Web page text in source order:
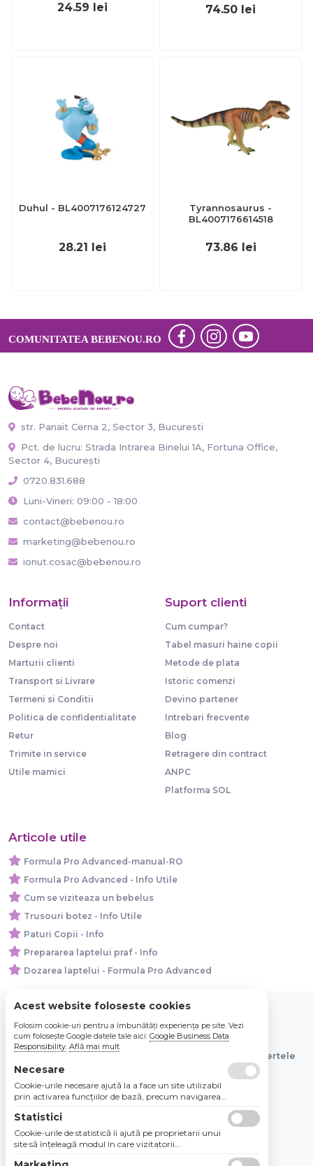
24.59 lei 74.50 lei
Duhul - BL4007176124727
28.21 lei
Tyrannosaurus -
BL4007176614518
73.86 lei
COMUNITATEA BEBENOU.RO
str. Panait Cerna 2, Sector 3, Bucuresti
Pct. de lucru: Strada Intrarea Binelui 1A, Fortuna Office,
Sector 4, București
0720.831.688
Luni-Vineri: 09:00 - 18:00
contact@bebenou.ro
marketing@bebenou.ro
ionut.cosac@bebenou.ro
Informaţii
Contact
Despre noi
Marturii clienti
Transport si Livrare
Termeni si Conditii
Politica de confidentialitate
Retur
Trimite in service
Utile mamici
Suport clienti
Cum cumpar?
Tabel masuri haine copii
Metode de plata
Istoric comenzi
Devino partener
Intrebari frecvente
Blog
Retragere din contract
ANPC
Platforma SOL
Articole utile
Formula Pro Advanced-manual-RO
Formula Pro Advanced - Info Utile
Cum se viziteaza un bebelus
Trusouri botez - Info Utile
Paturi Copii - Info
Prepararea laptelui praf - Info
Dozarea laptelui - Formula Pro Advanced
© 2026 Bebe Nou Online Store SRL
Toate preturile sunt exprimate in lei si includ tva. Ofertele
sunt valabile in limita stocului disponibil.
Acest website foloseste cookies
Folosim cookie-uri pentru a îmbunătăți experiența pe site. Vezi
cum folosește Google datele tale aici: Google Business Data
Responsibility. Află mai mult
Necesare
Cookie-urile necesare ajută la a face un site utilizabil
prin activarea funcţiilor de bază, precum navigarea
Site-ul nu poate funcţiona corespunzător fără aceste
cookie-uri.
Statistici
Cookie-urile de statistică îi ajută pe proprietarii unui
site să înţeleagă modul în care vizitatorii